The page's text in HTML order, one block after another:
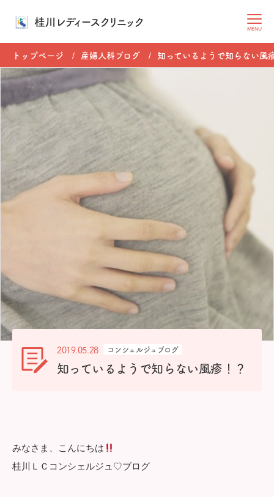
桂川レディースクリニック MENU
トップページ 産婦人科ブログ 知っているようで知らない風
2019.05.28 コンシェルジュブログ
知っているようで知らない風疹！？
みなさま、こんにちは
桂川ＬＣコンシェルジュ♡ブログ